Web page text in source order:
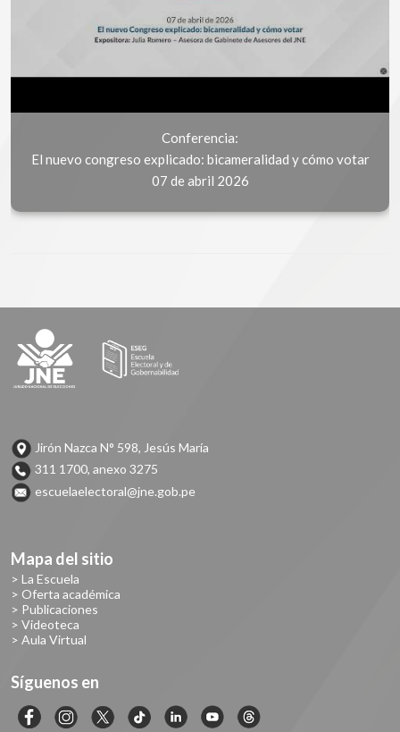
Conferencia:
El nuevo congreso explicado: bicameralidad y cómo votar
07 de abril 2026
Jirón Nazca N° 598, Jesús María
311 1700, anexo 3275
escuelaelectoral@jne.gob.pe
Mapa del sitio
> La Escuela
> Oferta académica
> Publicaciones
> Videoteca
> Aula Virtual
Síguenos en